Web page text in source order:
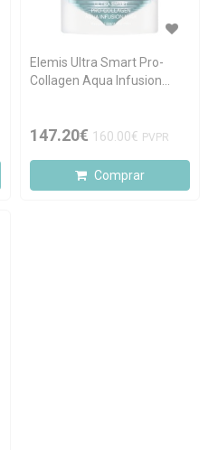
Elemis Ultra Smart Pro-
Collagen Aqua Infusion
147.20€ 160.00€ PVPR
Comprar